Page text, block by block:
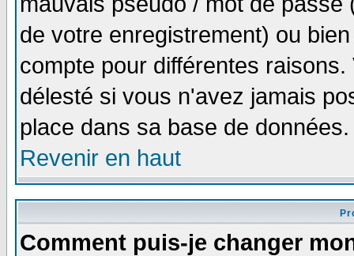
de votre enregistrement) ou
compte pour différentes
délesté si vous n'avez jamais
place dans sa base de
Revenir en haut
Comment puis-je changer